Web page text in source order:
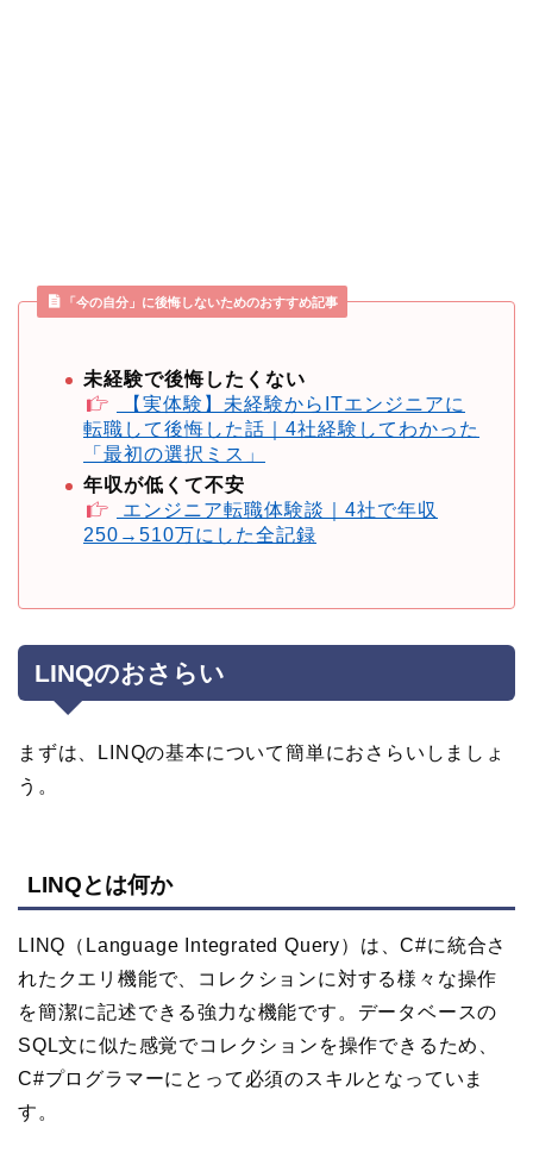
「今の自分」に後悔しないためのおすすめ記事
未経験で後悔したくない
【実体験】未経験からITエンジニアに
転職して後悔した話｜4社経験してわかった
「最初の選択ミス」
年収が低くて不安
エンジニア転職体験談｜4社で年収
250→510万にした全記録
LINQのおさらい
まずは、LINQの基本について簡単におさらいしましょ
う。
LINQとは何か
LINQ（Language Integrated Query）は、C#に統合さ
れたクエリ機能で、コレクションに対する様々な操作
を簡潔に記述できる強力な機能です。データベースの
SQL文に似た感覚でコレクションを操作できるため、
C#プログラマーにとって必須のスキルとなっていま
す。